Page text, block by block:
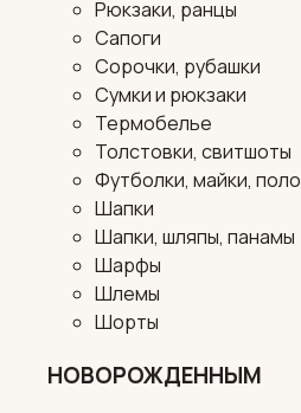
Рюкзаки, ранцы
Сапоги
Сорочки, рубашки
Сумки и рюкзаки
Термобелье
Толстовки, свитшоты
Футболки, майки, поло
Шапки
Шапки, шляпы, панамы
Шарфы
Шлемы
Шорты
НОВОРОЖДЕННЫМ